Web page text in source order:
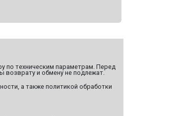
по техническим параметрам. Перед
возврату и обмену не подлежат.
а также политикой обработки